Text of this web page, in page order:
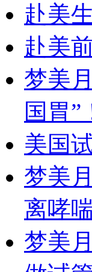
赴美
赴美
梦美
国胃”
美国
梦美
离哮喘
梦美